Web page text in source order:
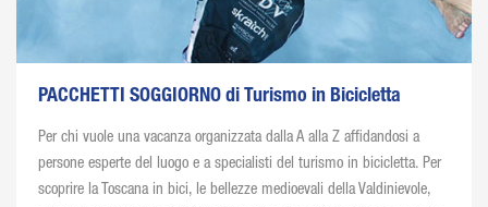
PACCHETTI SOGGIORNO di Turismo in Bicicletta
Per chi vuole una vacanza organizzata dalla A alla Z affidandosi a
persone esperte del luogo e a specialisti del turismo in bicicletta. Per
scoprire la Toscana in bici, le bellezze medioevali della Valdinievole,